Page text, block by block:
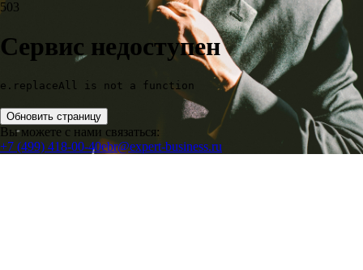
503
Сервис недоступен
e.replaceAll is not a function
Обновить страницу
Вы можете с нами связаться:
+7 (499) 418-00-40ebr@expert-business.ru